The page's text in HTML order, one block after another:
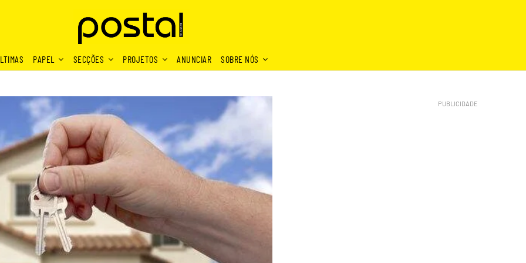
PAPEL SECÇÕES PROJETOS ANUNCIAR SOBRE NÓS